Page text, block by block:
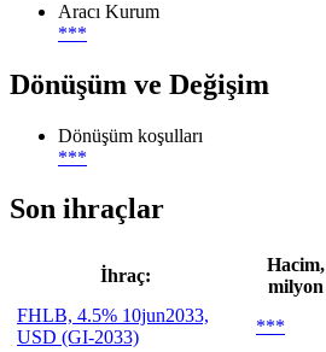
Aracı Kurum
***
Dönüşüm ve Değişim
Dönüşüm koşulları
***
Son ihraçlar
İhraç:
Hacim,
milyon
FHLB, 4.5% 10jun2033,
USD (GI-2033)
***